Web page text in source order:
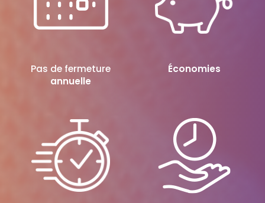
Pas de fermeture
annuelle
Économies